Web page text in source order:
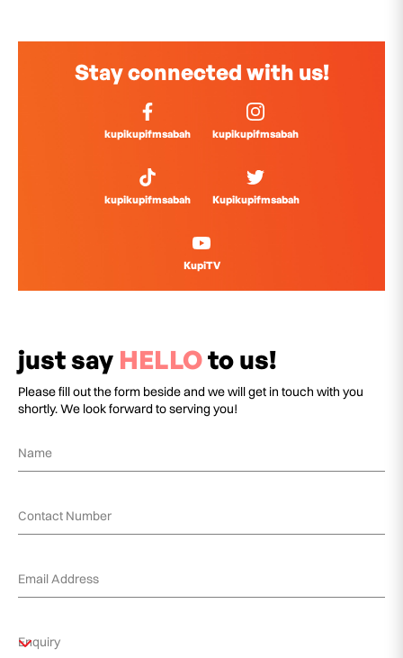
Stay connected with us!
kupikupifmsabah kupikupifmsabah
kupikupifmsabah Kupikupifmsabah
KupiTV
just say HELLOto us!
Please fill out the form beside and we will get in touch with you
shortly. We look forward to serving you!